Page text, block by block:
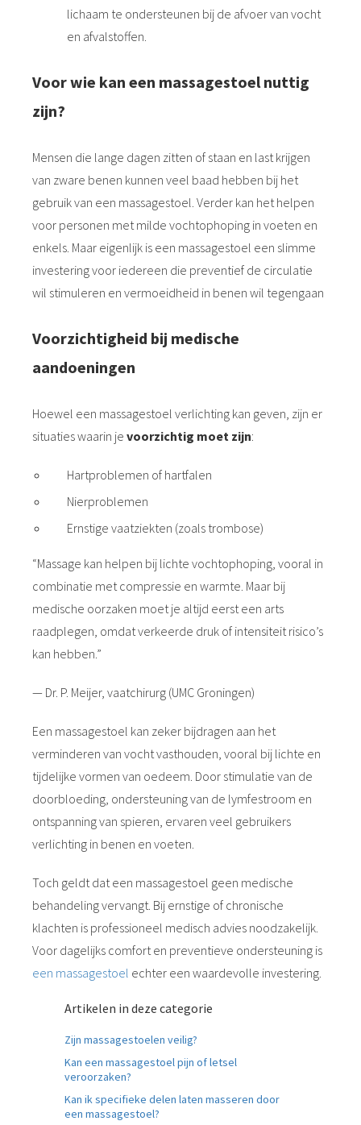
lichaam te ondersteunen bij de afvoer van vocht
en afvalstoffen.
Voor wie kan een massagestoel nuttig
zijn?
Mensen die lange dagen zitten of staan en last krijgen
van zware benen kunnen veel baad hebben bij het
gebruik van een massagestoel. Verder kan het helpen
voor personen met milde vochtophoping in voeten en
enkels. Maar eigenlijk is een massagestoel een slimme
investering voor iedereen die preventief de circulatie
wil stimuleren en vermoeidheid in benen wil tegengaan
Voorzichtigheid bij medische
aandoeningen
Hoewel een massagestoel verlichting kan geven, zijn er
situaties waarin je voorzichtig moet zijn:
Hartproblemen of hartfalen
Nierproblemen
Ernstige vaatziekten (zoals trombose)
“Massage kan helpen bij lichte vochtophoping, vooral in
combinatie met compressie en warmte. Maar bij
medische oorzaken moet je altijd eerst een arts
raadplegen, omdat verkeerde druk of intensiteit risico’s
kan hebben.”
— Dr. P. Meijer, vaatchirurg (UMC Groningen)
Een massagestoel kan zeker bijdragen aan het
verminderen van vocht vasthouden, vooral bij lichte en
tijdelijke vormen van oedeem. Door stimulatie van de
doorbloeding, ondersteuning van de lymfestroom en
ontspanning van spieren, ervaren veel gebruikers
verlichting in benen en voeten.
Toch geldt dat een massagestoel geen medische
behandeling vervangt. Bij ernstige of chronische
klachten is professioneel medisch advies noodzakelijk.
Voor dagelijks comfort en preventieve ondersteuning is
een massagestoel echter een waardevolle investering.
Artikelen in deze categorie
Zijn massagestoelen veilig?
Kan een massagestoel pijn of letsel
veroorzaken?
Kan ik specifieke delen laten masseren door
een massagestoel?